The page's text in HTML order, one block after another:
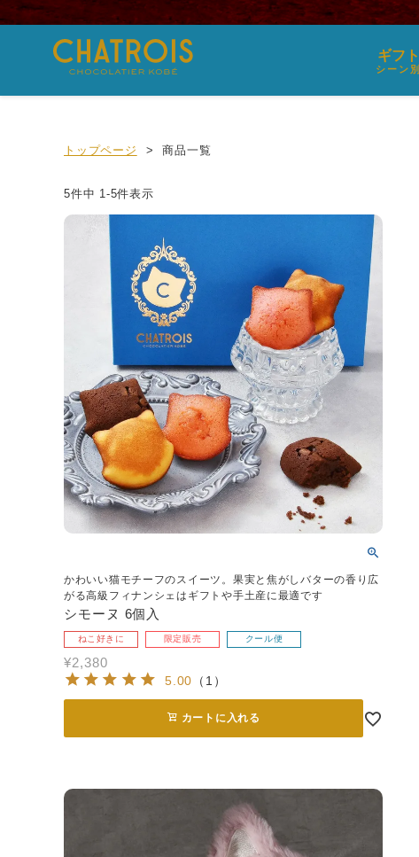
ギフト
シーン別
トップページ 商品一覧
5件中 1-5件表示
かわいい猫モチーフのスイーツ。果実と焦がしバターの香り広
がる高級フィナンシェはギフトや手土産に最適です
シモーヌ 6個入
ねこ好きに 限定販売 クール便
¥2,380
5.00 （ 1 ）
カートに入れる